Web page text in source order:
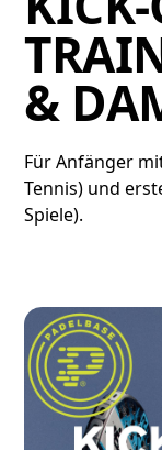
&
Für Anfänger
Tennis) und
Spiele).